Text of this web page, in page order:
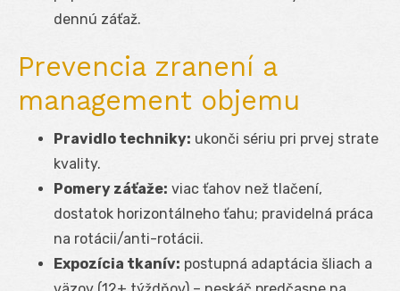
dennú záťaž.
Prevencia zranení a
management objemu
Pravidlo techniky: ukonči sériu pri prvej strate
kvality.
Pomery záťaže: viac ťahov než tlačení,
dostatok horizontálneho ťahu; pravidelná práca
na rotácii/anti-rotácii.
Expozícia tkanív: postupná adaptácia šliach a